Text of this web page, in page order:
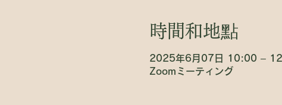
時間和地點
2025年6月07日 10:00 –
Zoomミーティング